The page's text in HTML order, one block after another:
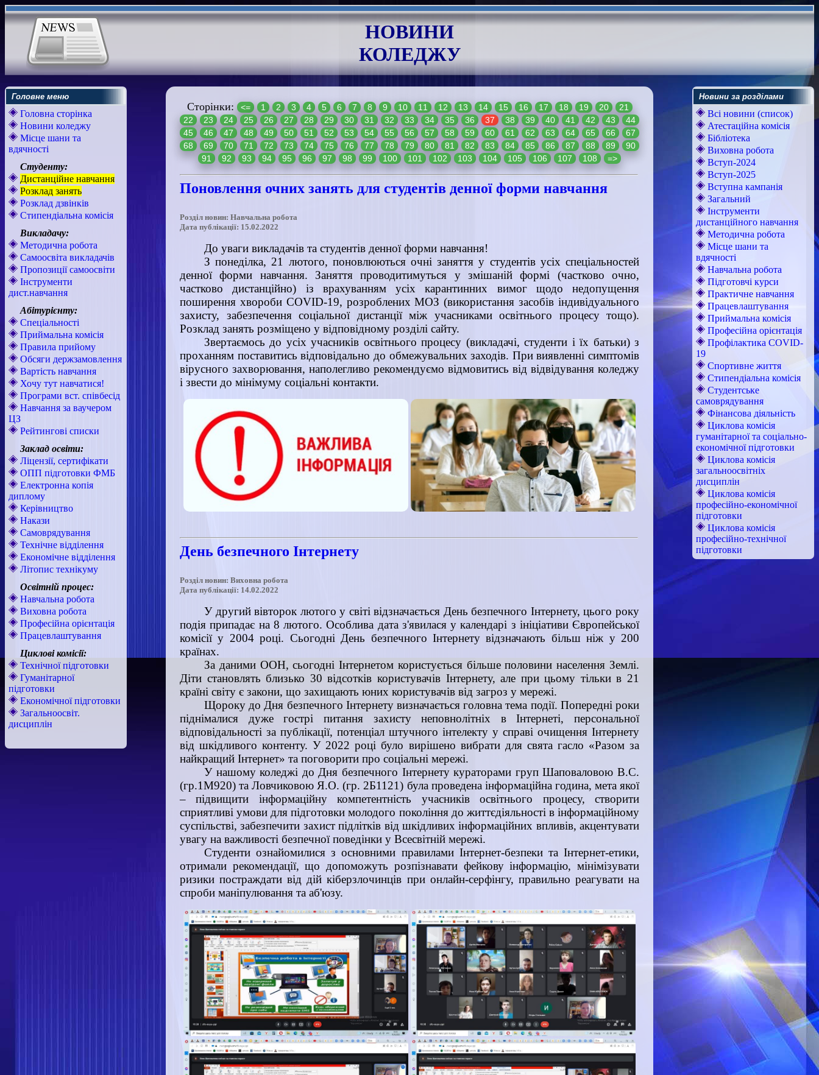
НОВИНИ
КОЛЕДЖУ
Головне меню
Головна сторінка
Новини коледжу
Місце шани та
вдячності
Студенту:
Дистанційне навчання
Розклад занять
Розклад дзвінків
Стипендіальна комісія
Викладачу:
Методична робота
Самоосвіта викладачів
Пропозиції самоосвіти
Інструменти
дист.навчання
Абітурієнту:
Спеціальності
Приймальна комісія
Правила прийому
Обсяги держзамовлення
Вартість навчання
Хочу тут навчатися!
Програми вст. співбесід
Навчання за ваучером
ЦЗ
Рейтингові списки
Заклад освіти:
Ліцензії, сертифікати
ОПП підготовки ФМБ
Електронна копія
диплому
Керівництво
Накази
Самоврядування
Технічне відділення
Економічне відділення
Літопис технікуму
Освітній процес:
Навчальна робота
Виховна робота
Професійна орієнтація
Працевлаштування
Циклові комісії:
Технічної підготовки
Гуманітарної
підготовки
Економічної підготовки
Загальноосвіт.
дисциплін
Сторінки: <= 1 2 3 4 5 6 7 8 9 10 11 12 13 14 15 16 17 18 19 20
21
22
23 24 25 26 27 28 29 30 31 32 33 34 35 36 37 38 39 40 41 42 43
44
45
46 47 48 49 50 51 52 53 54 55 56 57 58 59 60 61 62 63 64 65 66
67
68
69 70 71 72 73 74 75 76 77 78 79 80 81 82 83 84 85 86 87 88 89
90
91
92 93 94 95 96 97 98 99 100 101 102 103 104 105 106 107 108 =>
Поновлення очних занять для студентів денної форми навчання
Розділ новин: Навчальна робота
Дата публікації: 15.02.2022
До уваги викладачів та студентів денної форми навчання!
З понеділка, 21 лютого, поновлюються очні заняття у студентів усіх спеціальностей
денної форми навчання. Заняття проводитимуться у змішаній формі (частково очно,
частково дистанційно) із врахуванням усіх карантинних вимог щодо недопущення
поширення хвороби COVID-19, розроблених МОЗ (використання засобів індивідуального
захисту, забезпечення соціальної дистанції між учасниками освітнього процесу тощо).
Розклад занять розміщено у відповідному розділі сайту.
Звертаємось до усіх учасників освітнього процесу (викладачі, студенти і їх батьки) з
проханням поставитись відповідально до обмежувальних заходів. При виявленні симптомів
вірусного захворювання, наполегливо рекомендуємо відмовитись від відвідування коледжу
і звести до мінімуму соціальні контакти.
День безпечного Інтернету
Розділ новин: Виховна робота
Дата публікації: 14.02.2022
У другий вівторок лютого у світі відзначається День безпечного Інтернету, цього року
подія припадає на 8 лютого. Особлива дата з'явилася у календарі з ініціативи Європейської
комісії у 2004 році. Сьогодні День безпечного Інтернету відзначають більш ніж у 200
країнах.
За даними ООН, сьогодні Інтернетом користується більше половини населення Землі.
Діти становлять близько 30 відсотків користувачів Інтернету, але при цьому тільки в 21
країні світу є закони, що захищають юних користувачів від загроз у мережі.
Щороку до Дня безпечного Інтернету визначається головна тема події. Попередні роки
піднімалися дуже гострі питання захисту неповнолітніх в Інтернеті, персональної
відповідальності за публікації, потенціал штучного інтелекту у справі очищення Інтернету
від шкідливого контенту. У 2022 році було вирішено вибрати для свята гасло «Разом за
найкращий Інтернет» та поговорити про соціальні мережі.
У нашому коледжі до Дня безпечного Інтернету кураторами груп Шаповаловою В.С.
(гр.1М920) та Ловчиковою Я.О. (гр. 2Б1121) була проведена інформаційна година, мета якої
– підвищити інформаційну компетентність учасників освітнього процесу, створити
сприятливі умови для підготовки молодого покоління до життєдіяльності в інформаційному
суспільстві, забезпечити захист підлітків від шкідливих інформаційних впливів, акцентувати
увагу на важливості безпечної поведінки у Всесвітній мережі.
Студенти ознайомилися з основними правилами Інтернет-безпеки та Інтернет-етики,
отримали рекомендації, що допоможуть розпізнавати фейкову інформацію, мінімізувати
ризики постраждати від дій кіберзлочинців при онлайн-серфінгу, правильно реагувати на
спроби маніпулювання та аб'юзу.
Новини за розділами
Всі новини (список)
Атестаційна комісія
Бібліотека
Виховна робота
Вступ-2024
Вступ-2025
Вступна кампанія
Загальний
Інструменти
дистанційного навчання
Методична робота
Місце шани та
вдячності
Навчальна робота
Підготовчі курси
Практичне навчання
Працевлаштування
Приймальна комісія
Професійна орієнтація
Профілактика COVID-
19
Спортивне життя
Стипендіальна комісія
Студентське
самоврядування
Фінансова діяльність
Циклова комісія
гуманітарної та соціально-
економічної підготовки
Циклова комісія
загальноосвітніх
дисциплін
Циклова комісія
професійно-економічної
підготовки
Циклова комісія
професійно-технічної
підготовки